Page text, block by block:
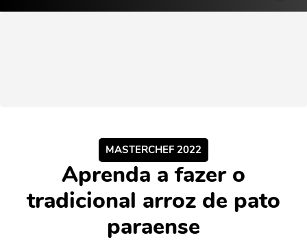
MASTERCHEF 2022
Aprenda a fazer o
tradicional arroz de pato
paraense